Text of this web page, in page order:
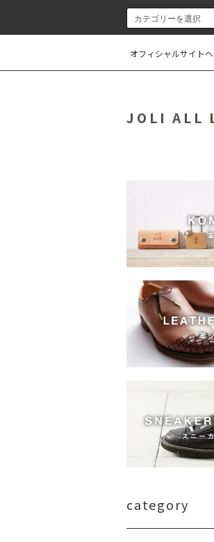
オフィシャルサイトへ
category